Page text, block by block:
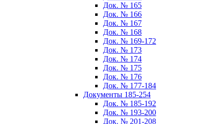
Док. № 165
Док. № 166
Док. № 167
Док. № 168
Док. № 169-172
Док. № 173
Док. № 174
Док. № 175
Док. № 176
Док. № 177-184
Документы 185-254
Док. № 185-192
Док. № 193-200
Док. № 201-208